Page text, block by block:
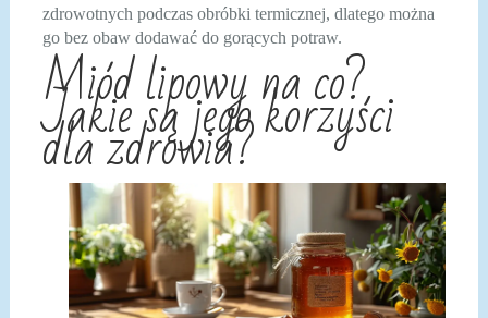
zdrowotnych podczas obróbki termicznej, dlatego można
go bez obaw dodawać do gorących potraw.
Miód lipowy na co?
Jakie są jego korzyści
dla zdrowia?